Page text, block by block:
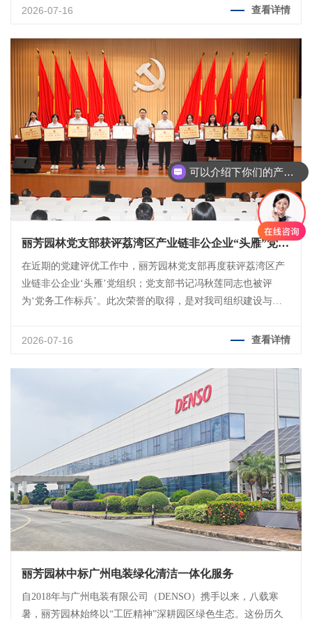
质，项目赢得了甲方的高度认可，被授予“匠心坚守担使命，攻
2026-07-16 查看详情
丽芳园林党支部获评荔湾区产业链非公企业“头雁”党组
织称号
在近期的党建评优工作中，丽芳园林党支部再度获评荔湾区产
业链非公企业‘头雁’党组织；党支部书记冯秋莲同志也被评
为‘党务工作标兵’。此次荣誉的取得，是对我司组织建设与个
2026-07-16 查看详情
丽芳园林中标广州电装绿化清洁一体化服务
自2018年与广州电装有限公司（DENSO）携手以来，八载寒
暑，丽芳园林始终以“工匠精神”深耕园区绿色生态。这份历久
可以介绍下你们的产品么？
你们是怎么收费的呢？